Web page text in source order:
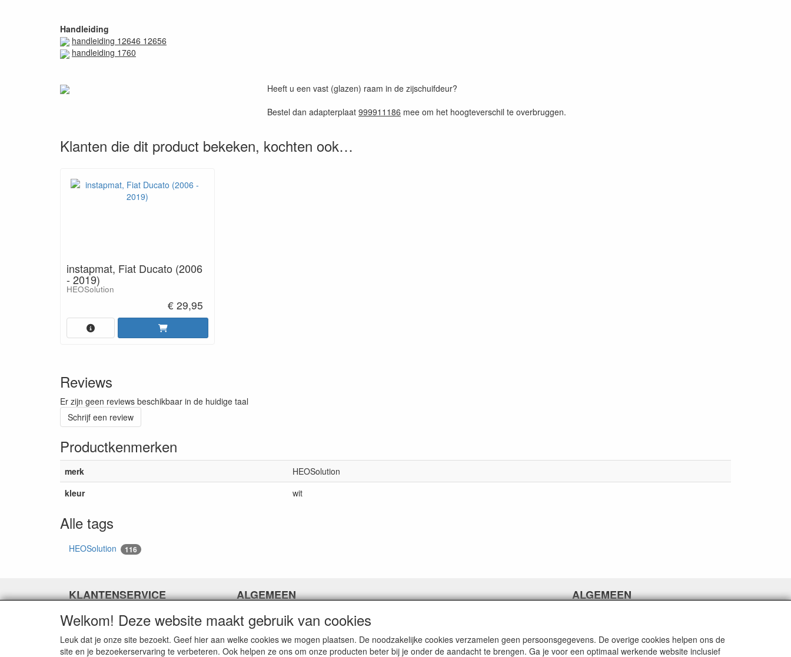
Handleiding
handleiding 12646 12656
handleiding 1760
Heeft u een vast (glazen) raam in de zijschuifdeur?
Bestel dan adapterplaat 999911186 mee om het hoogteverschil te overbruggen.
Klanten die dit product bekeken, kochten ook…
instapmat, Fiat Ducato (2006
- 2019)
HEOSolution
€ 29,95
Reviews
Er zijn geen reviews beschikbaar in de huidige taal
Schrijf een review
Productkenmerken
merk
HEOSolution
kleur
wit
Alle tags
HEOSolution 116
KLANTENSERVICE
Contact
Verzending
ALGEMEEN
Over ons
Algemene voorwaarden
Privacy policy
ALGEMEEN
Welkom! Deze website maakt gebruik van cookies
Leuk dat je onze site bezoekt. Geef hier aan welke cookies we mogen plaatsen. De noodzakelijke cookies verzamelen geen persoonsgegevens. De overige cookies helpen ons de
site en je bezoekerservaring te verbeteren. Ook helpen ze ons om onze producten beter bij je onder de aandacht te brengen. Ga je voor een optimaal werkende website inclusief